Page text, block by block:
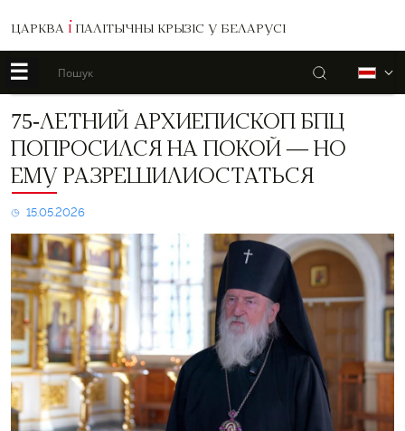
ЦАРКВА І ПАЛІТЫЧНЫ КРЫЗІС У БЕЛАРУСІ
☰ Пошук
75-
архиепископ
БПЦ
попросился
покой
—
но
ему
разрешилиостаться
75-ЛЕТНИЙ АРХИЕПИСКОП БПЦ
ПОПРОСИЛСЯ НА ПОКОЙ — НО
ЕМУ РАЗРЕШИЛИОСТАТЬСЯ
15.05.2026